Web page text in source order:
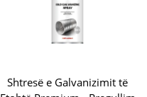
Shtresë e Galvanizimit të